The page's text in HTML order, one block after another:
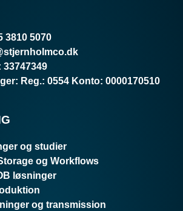
3810 5070
33747349
: Reg.: 0554 Konto: 0000170510
og studier
og Workflows
løsninger
og transmission